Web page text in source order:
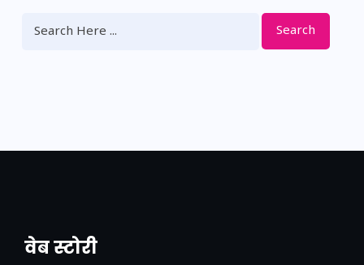
Search
वेब स्टोरी
नया एक्सप्रेसवे: पूर्वांचल का लक, डेवलपमेंट का